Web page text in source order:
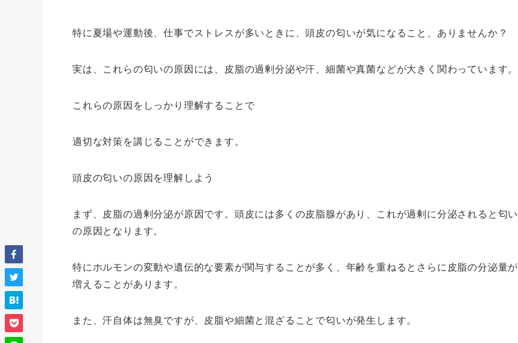
特に夏場や運動後、仕事でストレスが多いときに、頭皮の匂いが気になること、ありませんか？
実は、これらの匂いの原因には、皮脂の過剰分泌や汗、細菌や真菌などが大きく関わっています。
これらの原因をしっかり理解することで
適切な対策を講じることができます。
頭皮の匂いの原因を理解しよう
まず、皮脂の過剰分泌が原因です。頭皮には多くの皮脂腺があり、これが過剰に分泌されると匂い
の原因となります。
特にホルモンの変動や遺伝的な要素が関与することが多く、年齢を重ねるとさらに皮脂の分泌量が
増えることがあります。
また、汗自体は無臭ですが、皮脂や細菌と混ざることで匂いが発生します。